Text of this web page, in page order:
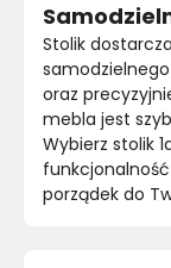
Stolik
oraz
mebla jest
Wybierz stolik
porządek do